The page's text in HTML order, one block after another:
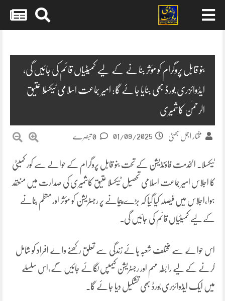
بنو قابل پروگرام کو مؤثر بنانے کے لیے کمیٹیاں قائم کی جائیں گی،
ایڈوائزری بورڈ بھی بنایا جائے گا: امیر جماعت اسلامی ٹیکسلا عتیق
الرحمٰن کاشمیری
مختار اجمل بھٹی 01/09/2025
ٹیکسلا۔ الخدمت فاؤنڈیشن کے تحت بنو قابل پروگرام کے حوالے سے کور کمیٹی
کا اجلاس امیر جماعت اسلامی تحصیل ٹیکسلا عتیق کاشمیری کی صدارت میں منعقد
ہوا،اجلاس میں فیصلہ کیا گیا کہ بڑے پیمانے پر رجسٹریشن کو مؤثر اور منظم بنانے
کے لیے کمیٹیاں قائم کی جائیں گی۔
اس حوالے سے مختلف شعبہ ہائے زندگی سے تعلق رکھنے والے افراد کو شامل
کرنے کے لیے رابطہ مہم اور رجسٹریشن کیمپس لگائے جائیں گے،اس سلسلے
میں ایک ایڈوائزری بورڈ بھی تشکیل دیا جائے گا۔